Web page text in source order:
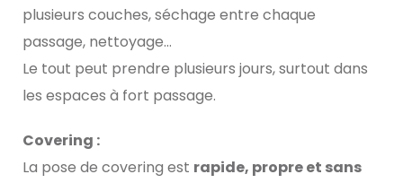
plusieurs couches, séchage entre chaque
passage, nettoyage…
Le tout peut prendre plusieurs jours, surtout dans
les espaces à fort passage.
Covering :
La pose de covering est rapide, propre et sans